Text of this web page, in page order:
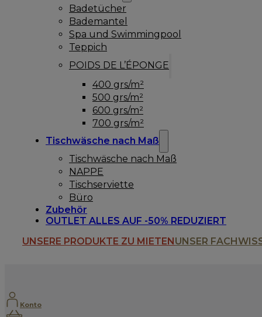
Badetücher
Bademantel
Spa und Swimmingpool
Teppich
POIDS DE L’ÉPONGE
400 grs/m²
500 grs/m²
600 grs/m²
700 grs/m²
Tischwäsche nach Maß
Tischwäsche nach Maß
NAPPE
Tischserviette
Büro
Zubehör
OUTLET ALLES AUF -50% REDUZIERT
UNSERE PRODUKTE ZU MIETENUNSER
Konto